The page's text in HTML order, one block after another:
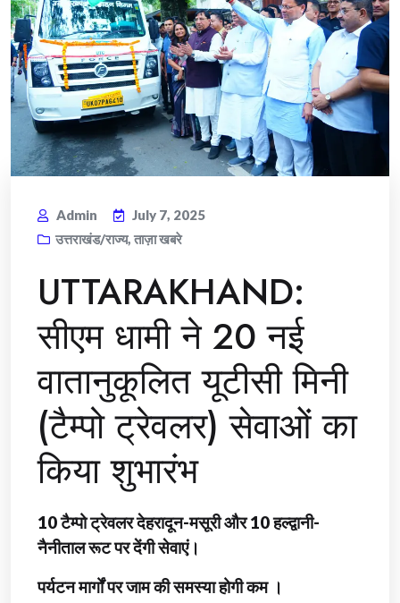
Admin
July 7, 2025
उत्तराखंड/राज्य, ताज़ा खबरे
UTTARAKHAND:
सीएम धामी ने 20 नई
वातानुकूलित यूटीसी मिनी
(टैम्पो ट्रेवलर) सेवाओं का
किया शुभारंभ
10 टैम्पो ट्रेवलर देहरादून-मसूरी और 10 हल्द्वानी-
नैनीताल रूट पर देंगी सेवाएं।
पर्यटन मार्गों पर जाम की समस्या होगी कम ।